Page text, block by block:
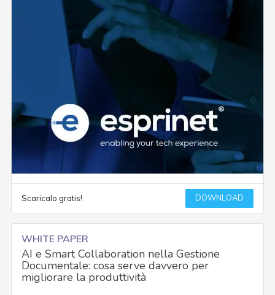
Scaricalo gratis! DOWNLOAD
WHITE PAPER
AI e Smart Collaboration nella Gestione
Documentale: cosa serve davvero per
migliorare la produttività